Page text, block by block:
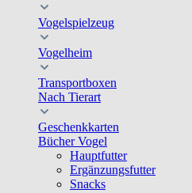
Vogelspielzeug
Vogelheim
Transportboxen
Nach Tierart
Geschenkkarten
Bücher Vogel
Hauptfutter
Ergänzungsfutter
Snacks